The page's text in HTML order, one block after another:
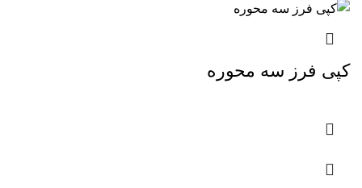
کپی فرز سه محوره